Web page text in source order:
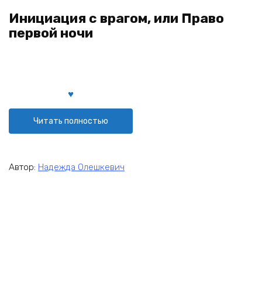
Инициация с врагом, или Право
первой ночи
Читать полностью
Автор: Надежда Олешкевич